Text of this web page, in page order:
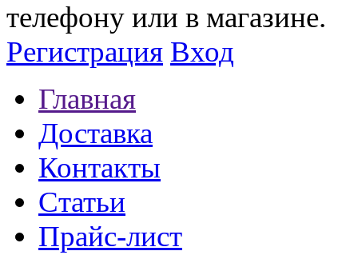
телефону или в магазине.
Регистрация Вход
Главная
Доставка
Контакты
Статьи
Прайс-лист